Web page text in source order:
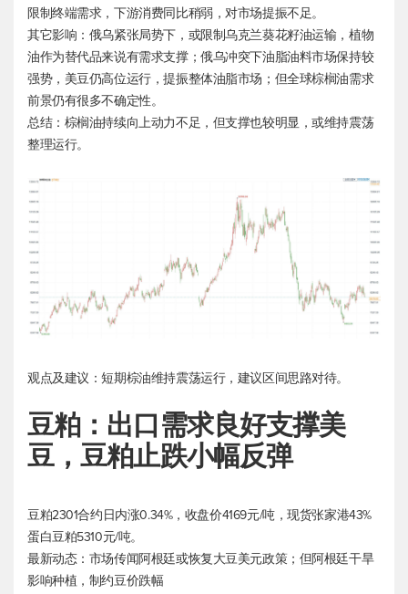
限制终端需求，下游消费同比稍弱，对市场提振不足。
其它影响：俄乌紧张局势下，或限制乌克兰葵花籽油运输，植物
油作为替代品来说有需求支撑；俄乌冲突下油脂油料市场保持较
强势，美豆仍高位运行，提振整体油脂市场；但全球棕榈油需求
前景仍有很多不确定性。
总结：棕榈油持续向上动力不足，但支撑也较明显，或维持震荡
整理运行。
观点及建议：短期棕油维持震荡运行，建议区间思路对待。
豆粕：出口需求良好支撑美
豆，豆粕止跌小幅反弹
豆粕2301合约日内涨0.34%，收盘价4169元/吨，现货张家港43%
蛋白豆粕5310元/吨。
最新动态：市场传闻阿根廷或恢复大豆美元政策；但阿根廷干旱
影响种植，制约豆价跌幅